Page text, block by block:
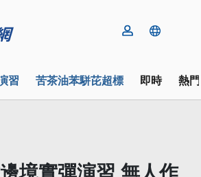
習 苦茶油苯駢芘超標 即時 熱
境實彈演習 無人作